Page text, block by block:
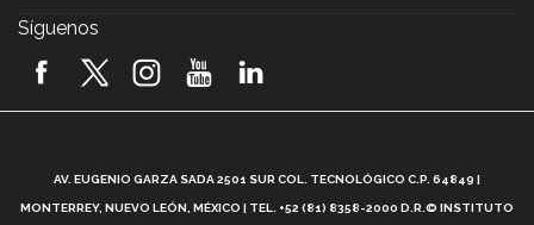
2026! (video)
¿Cómo es el Modelo Educativo Tec? (video)
Síguenos
AV. EUGENIO GARZA SADA 2501 SUR COL. TECNOLÓGICO C.P. 64849 |
MONTERREY, NUEVO LEÓN, MÉXICO | TEL. +52 (81) 8358-2000 D.R.© INSTITUTO